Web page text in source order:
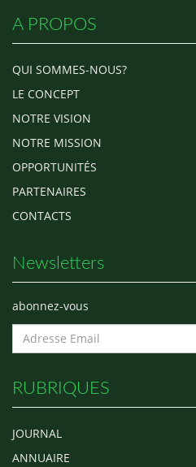
A PROPOS
QUI SOMMES-NOUS?
LE CONCEPT
NOTRE VISION
NOTRE MISSION
OPPORTUNITÉS
PARTENAIRES
CONTACTS
Newsletters
abonnez-vous
RUBRIQUES
JOURNAL
ANNUAIRE